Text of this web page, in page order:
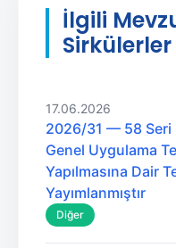
İlgili
Sirkülerler
17.06.2026
2026/31 — 58 Seri
Genel Uygulama
Yapılmasına Dair
Yayımlanmıştır
Diğer